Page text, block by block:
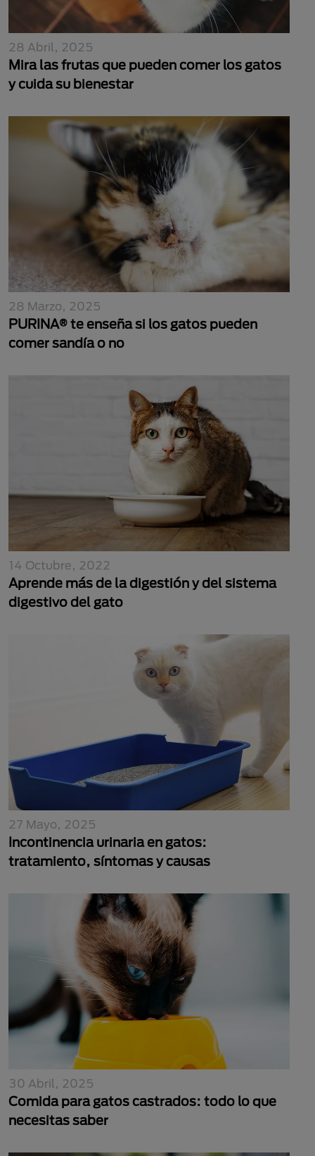
28 Abril, 2025
Mira las frutas que pueden comer los gatos
y cuida su bienestar
28 Marzo, 2025
PURINA® te enseña si los gatos pueden
comer sandía o no
14 Octubre, 2022
Aprende más de la digestión y del sistema
digestivo del gato
27 Mayo, 2025
Incontinencia urinaria en gatos:
tratamiento, síntomas y causas
30 Abril, 2025
Comida para gatos castrados: todo lo que
necesitas saber